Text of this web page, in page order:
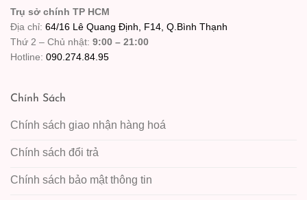
Trụ sở chính TP HCM
Địa chỉ: 64/16 Lê Quang Định, F14, Q.Bình Thạnh
Thứ 2 – Chủ nhật: 9:00 – 21:00
Hotline: 090.274.84.95
Chính Sách
Chính sách giao nhận hàng hoá
Chính sách đổi trả
Chính sách bảo mật thông tin